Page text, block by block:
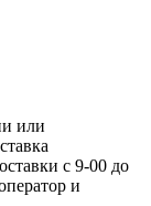
или
с 9-00 до
и